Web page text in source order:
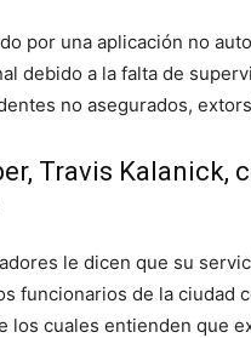
por una aplicación no
debido a la falta de
no asegurados,
Travis
le dicen que su
funcionarios de la ciudad
los cuales entienden que